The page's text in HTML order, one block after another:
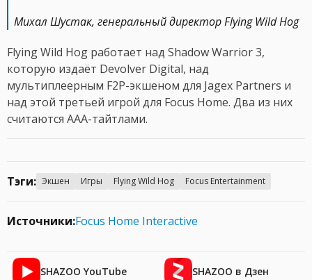
Михал Шустак, генеральный директор Flying Wild Hog
Flying Wild Hog работает над Shadow Warrior 3,
которую издаёт Devolver Digital, над
мультиплеерным F2P-экшеном для Jagex Partners и
над этой третьей игрой для Focus Home. Два из них
считаются ААА-тайтлами.
Тэги: Экшен Игры Flying Wild Hog Focus Entertainment
Источники:Focus Home Interactive
SHAZOO YouTube SHAZOO в Дзен